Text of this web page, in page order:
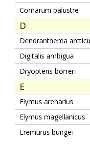
Comarum palustre
D
Dendranthema
Digitalis ambigua
Dryopteris borreri
E
Elymus arenarius
Elymus magellanicus
Eremurus bungei